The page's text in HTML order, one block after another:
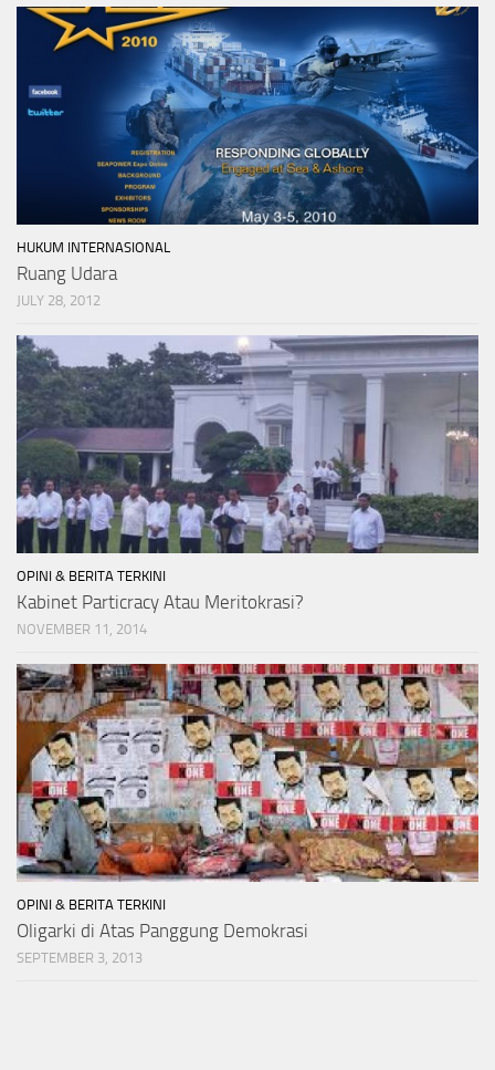
HUKUM INTERNASIONAL
Ruang Udara
JULY 28, 2012
OPINI & BERITA TERKINI
Kabinet Particracy Atau Meritokrasi?
NOVEMBER 11, 2014
OPINI & BERITA TERKINI
Oligarki di Atas Panggung Demokrasi
SEPTEMBER 3, 2013